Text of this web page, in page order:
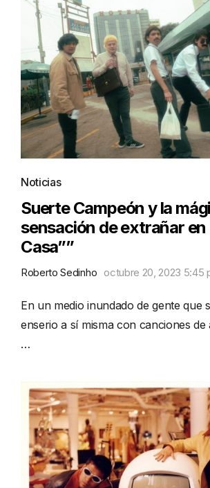
Noticias
Suerte Campeón y la
sensación de extrañar en
Casa””
Roberto Sedinho octubre 20, 2023 5:45
En un medio inundado de gente que
enserio a sí misma con canciones
…